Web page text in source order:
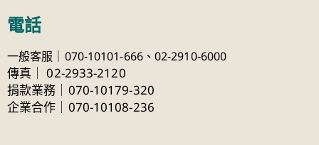
電話
一般客服｜070-10101-666、 02-2910-6000
傳真
02-2933-2120
捐款業務｜070-10179-320
企業合作｜070-10108-236